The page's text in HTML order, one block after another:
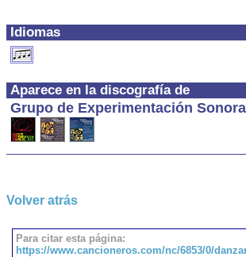
Idiomas
Aparece en la discografía de
Grupo de Experimentación
Volver atrás
Para citar esta página:
https://www.cancioneros.com/nc/6853/0/